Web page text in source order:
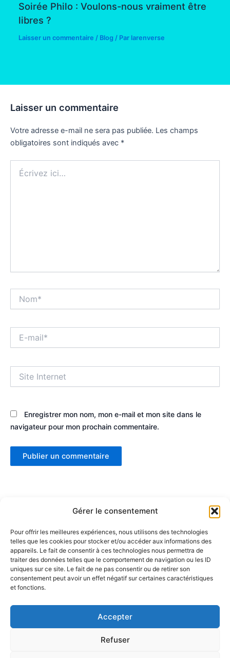
Gérer le consentement
Pour offrir les meilleures expériences, nous utilisons des technologies
telles que les cookies pour stocker et/ou accéder aux informations des
appareils. Le fait de consentir à ces technologies nous permettra de
traiter des données telles que le comportement de navigation ou les ID
uniques sur ce site. Le fait de ne pas consentir ou de retirer son
consentement peut avoir un effet négatif sur certaines caractéristiques
et fonctions.
Accepter
Refuser
Soirée Philo : Voulons-nous vraiment être
libres ?
Laisser un commentaire / Blog / Par larenverse
Laisser un commentaire
Votre adresse e-mail ne sera pas publiée. Les champs
obligatoires sont indiqués avec *
ici…
mail*
Internet
Enregistrer mon nom, mon e-mail et mon site dans le
navigateur pour mon prochain commentaire.
Partenaires :
LaMaisonDuDonut
LaBelleBiere